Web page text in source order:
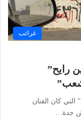
غرائب
رايح”
شعب”
التي كان الفنان
جدة…